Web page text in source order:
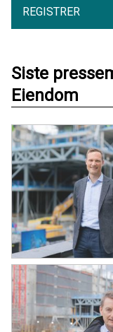
REGISTRER
Siste
Eiendom